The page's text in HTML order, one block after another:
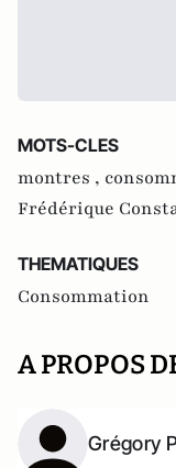
MOTS-CLES
montres ,
Frédérique
THEMATIQUES
Consommation
A PROPOS
Grégory